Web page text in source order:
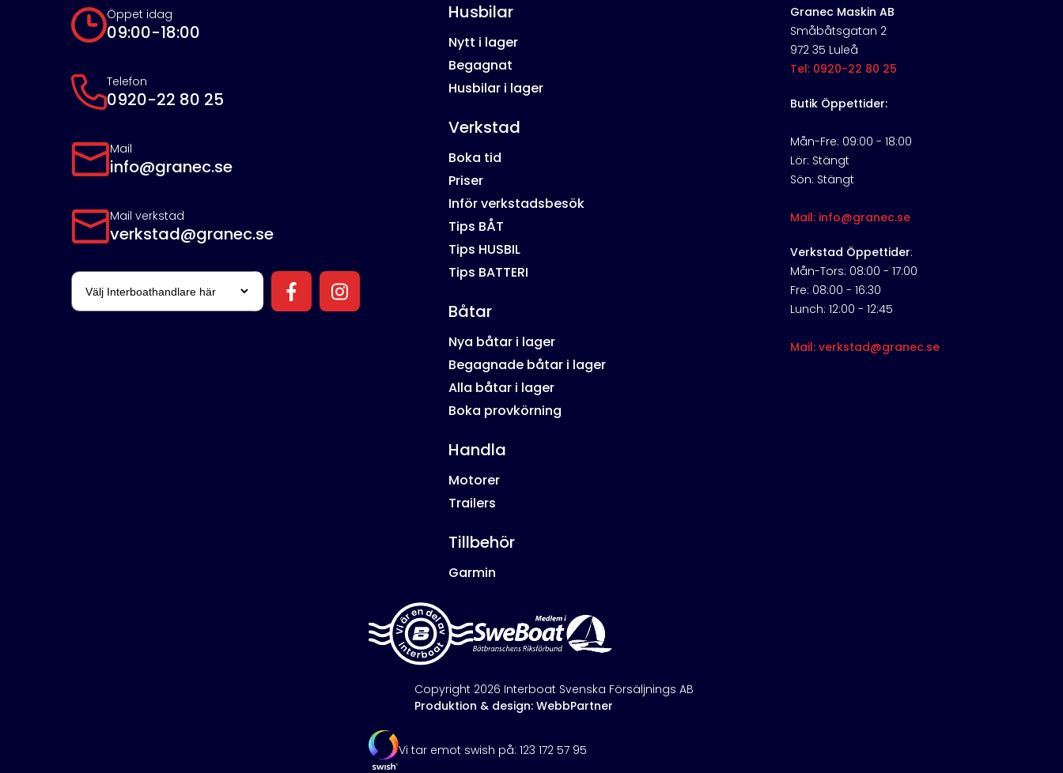
Öppet idag
09:00-18:00
Telefon
0920-22 80 25
Mail
info@granec.se
Mail verkstad
verkstad@granec.se
Husbilar
Nytt i lager
Begagnat
Husbilar i lager
Verkstad
Boka tid
Priser
Inför verkstadsbesök
Tips BÅT
Tips HUSBIL
Tips BATTERI
Båtar
Nya båtar i lager
Begagnade båtar i lager
Alla båtar i lager
Boka provkörning
Handla
Motorer
Trailers
Tillbehör
Garmin
Granec Maskin AB
Småbåtsgatan 2
972 35 Luleå
Tel: 0920-22 80 25
Butik Öppettider:
Mån-Fre: 09:00 - 18:00
Lör: Stängt
Sön: Stängt
Mail: info@granec.se
Verkstad Öppettider:
Mån-Tors: 08:00 - 17:00
Fre: 08:00 - 16:30
Lunch: 12:00 - 12:45
Mail: verkstad@granec.se
Copyright 2026 Interboat Svenska Försäljnings AB
Produktion & design: WebbPartner
Vi tar emot swish på: 123 172 57 95